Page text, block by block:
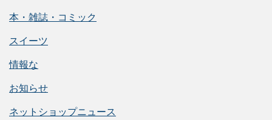
本・雑誌・コミック
スイーツ
情報な
お知らせ
ネットショップニュース